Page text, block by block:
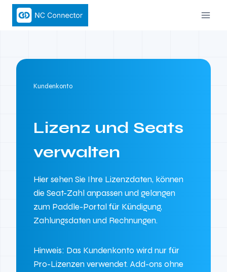
Zum
Inhalt
Kundenkonto
Lizenz und Seats
verwalten
Hier sehen Sie Ihre Lizenzdaten, können
die Seat-Zahl anpassen und gelangen
zum Paddle-Portal für Kündigung,
Zahlungsdaten und Rechnungen.
Hinweis: Das Kundenkonto wird nur für
Pro-Lizenzen verwendet. Add-ons ohne